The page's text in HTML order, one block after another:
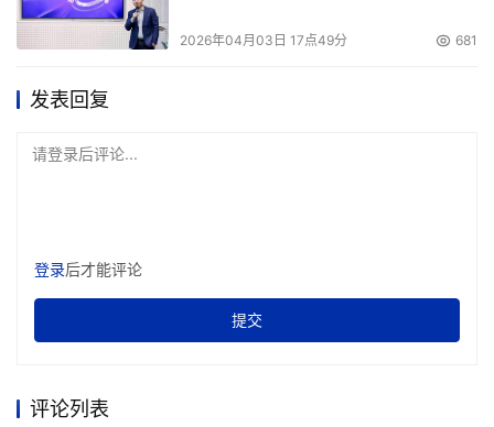
2026年04月03日 17点49分 681
发表回复
请登录后评论...
登录后才能评论
提交
评论列表